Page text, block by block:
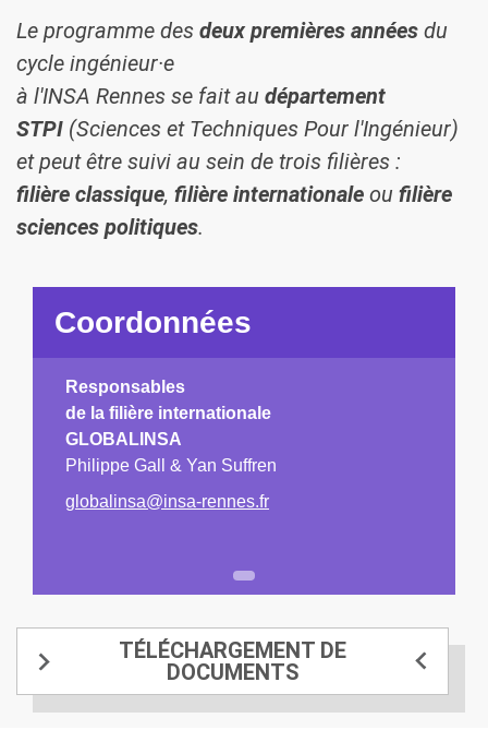
Le programme des deux premières années du
cycle ingénieur·e
à l'INSA Rennes se fait au département
STPI (Sciences et Techniques Pour l'Ingénieur)
et peut être suivi au sein de trois filières :
filière classique, filière internationale ou filière
sciences politiques.
Coordonnées
Responsables
de la filière internationale
GLOBALINSA
Philippe Gall & Yan Suffren
globalinsa@insa-rennes.fr
TÉLÉCHARGEMENT DE
DOCUMENTS